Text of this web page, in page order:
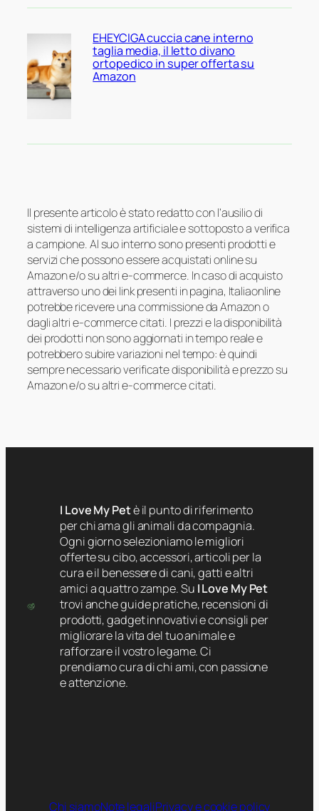
EHEYCIGA cuccia cane interno
taglia media, il letto divano
ortopedico in super offerta su
Amazon
Il presente articolo è stato redatto con l’ausilio di
sistemi di intelligenza artificiale e sottoposto a verifica
a campione. Al suo interno sono presenti prodotti e
servizi che possono essere acquistati online su
Amazon e/o su altri e-commerce. In caso di acquisto
attraverso uno dei link presenti in pagina, Italiaonline
potrebbe ricevere una commissione da Amazon o
dagli altri e-commerce citati. I prezzi e la disponibilità
dei prodotti non sono aggiornati in tempo reale e
potrebbero subire variazioni nel tempo: è quindi
sempre necessario verificate disponibilità e prezzo su
Amazon e/o su altri e-commerce citati.
I Love My Petè il punto di riferimento
per chi ama gli animali da compagnia.
Ogni giorno selezioniamo le migliori
offerte su cibo, accessori, articoli per la
cura e il benessere di cani, gatti e altri
amici a quattro zampe. Su I Love My Pet
trovi anche guide pratiche, recensioni di
prodotti, gadget innovativi e consigli per
migliorare la vita del tuo animale e
rafforzare il vostro legame. Ci
prendiamo cura di chi ami, con passione
e attenzione.
Chi siamoNote legaliPrivacy e cookie policy